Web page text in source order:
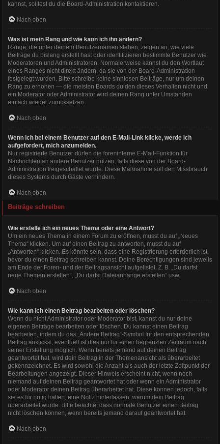
kannst, solltest du die Board-Administration kontaktieren.
Nach oben
Was ist mein Rang und wie kann ich ihn ändern?
Ränge, die unter deinem Benutzernamen stehen, zeigen an, wie viele
Beiträge du bislang erstellt hast oder identifizieren bestimmte Benutzer wie
Moderatoren und Administratoren. Normalerweise kannst du den Wortlaut
eines Ranges nicht direkt ändern, da sie von der Board-Administration
festgelegt wurden. Bitte schreibe keine sinnlosen Beiträge, nur um deinen
Rang zu erhöhen — die meisten Boards dulden dieses Verhalten nicht und
ein Moderator oder Administrator wird deinen Rang unter Umständen
einfach wieder zurücksetzen.
Nach oben
Wenn ich bei einem Benutzer auf den E-Mail-Link klicke, werde ich
aufgefordert, mich anzumelden.
Nur registrierte Benutzer dürfen die foreninterne E-Mail-Funktion für
Nachrichten an andere Benutzer nutzen, falls diese von der Board-
Administration freigeschaltet wurde. Diese Maßnahme soll den Missbrauch
dieses Systems durch Gäste verhindern.
Nach oben
Beiträge schreiben
Wie erstelle ich ein neues Thema oder eine Antwort?
Um ein neues Thema in einem Forum zu eröffnen, musst du auf „Neues
Thema“ klicken. Um auf einen Beitrag zu antworten, musst du auf
„Antworten“ klicken. Es könnte sein, dass eine Registrierung erforderlich ist,
bevor du einen Beitrag schreiben kannst. Deine Berechtigungen sind jeweils
am Ende der Foren- und der Beitragsansicht aufgelistet. Z. B. „Du darfst
neue Themen erstellen“, „Du darfst Dateianhänge erstellen“ usw.
Nach oben
Wie kann ich einen Beitrag bearbeiten oder löschen?
Wenn du nicht Administrator oder Moderator bist, kannst du nur deine
eigenen Beiträge bearbeiten oder löschen. Du kannst einen Beitrag
bearbeiten, indem du das „Ändere Beitrag“-Symbol für den entsprechenden
Beitrag anklickst; eventuell ist dies nur für einen begrenzten Zeitraum nach
seiner Erstellung möglich. Wenn bereits jemand auf deinen Beitrag
geantwortet hat, wird dein Beitrag in der Themenansicht als überarbeitet
gekennzeichnet. Es wird sowohl die Anzahl als auch der letzte Zeitpunkt der
Bearbeitungen angezeigt. Dieser Hinweis erscheint nicht, wenn noch
niemand auf deinen Beitrag geantwortet hat oder wenn ein Administrator
oder Moderator deinen Beitrag überarbeitet hat. Diese können jedoch, falls
sie es für nötig halten, eine Notiz hinterlassen, warum dein Beitrag
überarbeitet wurde. Bitte beachte, dass normale Benutzer einen Beitrag
nicht löschen können, wenn bereits jemand darauf geantwortet hat.
Nach oben